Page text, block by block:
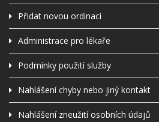
Přidat novou ordinaci
Administrace pro lékaře
Podmínky použití služby
Nahlášení chyby nebo jiný kontakt
Nahlášení zneužití osobních údajů